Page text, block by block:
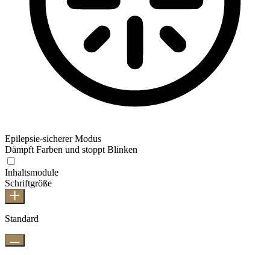
Epilepsie-sicherer Modus
Dämpft Farben und stoppt Blinken
Inhaltsmodule
Schriftgröße
Standard